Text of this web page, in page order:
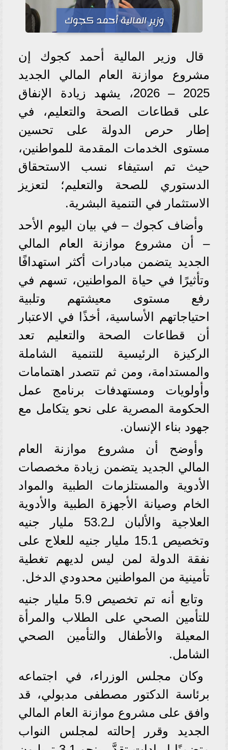
وزير المالية أحمد كجوك
قال وزير المالية أحمد كجوك إن
مشروع موازنة العام المالي الجديد
2025 – 2026، يشهد زيادة الإنفاق
على قطاعات الصحة والتعليم، في
إطار حرص الدولة على تحسين
مستوى الخدمات المقدمة للمواطنين،
حيث تم استيفاء نسب الاستحقاق
الدستوري للصحة والتعليم؛ لتعزيز
الاستثمار في التنمية البشرية.
وأضاف كجوك – في بيان اليوم الأحد
– أن مشروع موازنة العام المالي
الجديد يتضمن مبادرات أكثر استهدافًا
وتأثيرًا في حياة المواطنين، تسهم في
رفع مستوى معيشتهم وتلبية
احتياجاتهم الأساسية، أخذًا في الاعتبار
أن قطاعات الصحة والتعليم تعد
الركيزة الرئيسية للتنمية الشاملة
والمستدامة، ومن ثم تتصدر اهتمامات
وأولويات ومستهدفات برنامج عمل
الحكومة المصرية على نحو يتكامل مع
جهود بناء الإنسان.
وأوضح أن مشروع موازنة العام
المالي الجديد يتضمن زيادة مخصصات
الأدوية والمستلزمات الطبية والمواد
الخام وصيانة الأجهزة الطبية والأدوية
العلاجية والألبان لـ53.2 مليار جنيه
وتخصيص 15.1 مليار جنيه للعلاج على
نفقة الدولة لمن ليس لديهم تغطية
تأمينية من المواطنين محدودي الدخل.
وتابع أنه تم تخصيص 5.9 مليار جنيه
للتأمين الصحي على الطلاب والمرأة
المعيلة والأطفال والتأمين الصحي
الشامل.
وكان مجلس الوزراء، في اجتماعه
برئاسة الدكتور مصطفى مدبولي، قد
وافق على مشروع موازنة العام المالي
الجديد وقرر إحالته لمجلس النواب